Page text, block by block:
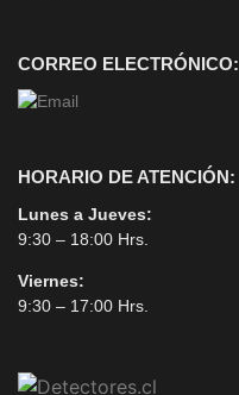
CORREO ELECTRÓNICO:
HORARIO DE ATENCIÓN:
Lunes a Jueves:
9:30 – 18:00 Hrs.
Viernes:
9:30 – 17:00 Hrs.